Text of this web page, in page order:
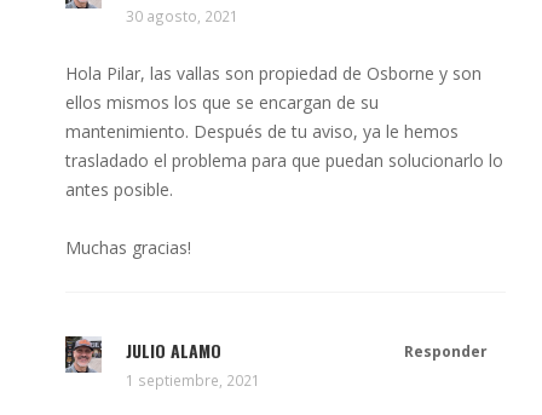
30 agosto, 2021
Hola Pilar, las vallas son propiedad de Osborne y son
ellos mismos los que se encargan de su
mantenimiento. Después de tu aviso, ya le hemos
trasladado el problema para que puedan solucionarlo lo
antes posible.
Muchas gracias!
JULIO ALAMO
1 septiembre, 2021
Responder